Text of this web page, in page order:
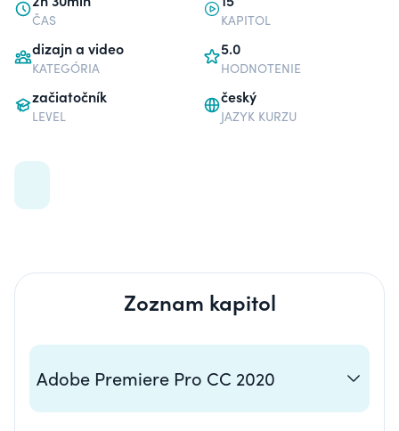
ČAS KAPITOL
dizajn a video
KATEGÓRIA
5.0
HODNOTENIE
začiatočník
LEVEL
český
JAZYK KURZU
Zoznam kapitol
Adobe Premiere Pro CC 2020